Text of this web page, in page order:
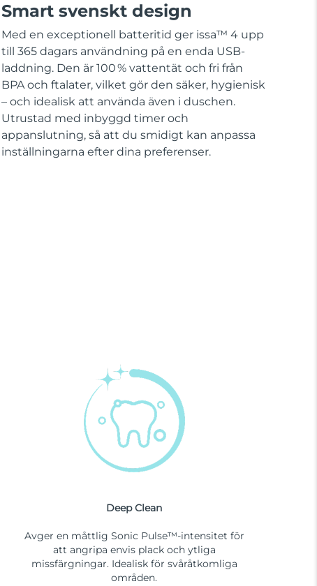
Smart svenskt design
Med en exceptionell batteritid ger issa™ 4 upp
till 365 dagars användning på en enda USB-
laddning. Den är 100 % vattentät och fri från
BPA och ftalater, vilket gör den säker, hygienisk
– och idealisk att använda även i duschen.
Utrustad med inbyggd timer och
appanslutning, så att du smidigt kan anpassa
inställningarna efter dina preferenser.
Deep Clean
Avger en måttlig Sonic Pulse™-intensitet för
att angripa envis plack och ytliga
missfärgningar. Idealisk för svåråtkomliga
områden.